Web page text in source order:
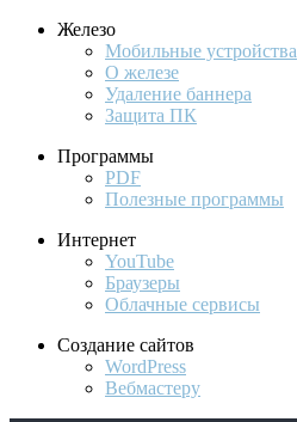
Железо
Мобильные устройства
О железе
Удаление баннера
Защита ПК
Программы
PDF
Полезные программы
Интернет
YouTube
Браузеры
Облачные сервисы
Создание сайтов
WordPress
Вебмастеру